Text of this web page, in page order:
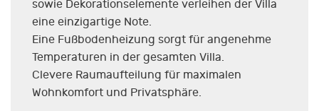
sowie Dekorationselemente verleihen der Villa
eine einzigartige Note.
Eine Fußbodenheizung sorgt für angenehme
Temperaturen in der gesamten Villa.
Clevere Raumaufteilung für maximalen
Wohnkomfort und Privatsphäre.